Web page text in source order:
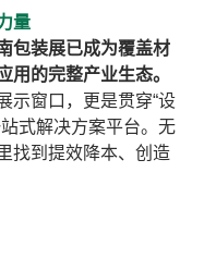
量
包装展已成为覆盖材
用的完整产业生态。
示窗口，更是贯穿“设
式解决方案平台。无
找到提效降本、创造